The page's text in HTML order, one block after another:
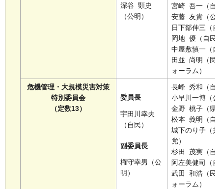
深谷 顕史
（公明）
宮崎 吾一（自
安藤 友貴（公
日下部伸三（
岡地 優（自民
中屋敷慎一（
田並 尚明（民
ォーラム）
危機管理・大規模災害対策
特別委員会
（定数13）
委員長
宇田川幸夫
（自民）
副委員長
権守幸男（公
明）
長峰 秀和（自
小早川一博（
金野 桃子（県
松本 義明（自
城下のり子（
党）
杉田 茂実（自
阿左美健司（
武田 和浩（民
ォーラム）